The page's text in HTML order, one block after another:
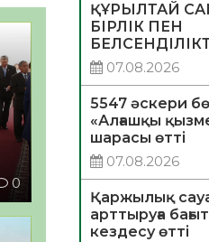
0
ҚҰРЫЛТАЙ
БІРЛІК ПЕН
07.08.2026
5547 әскери
«Алғашқы
шарасы өтті
07.08.2026
Қаржылық
арттыруға
кездесу өтті